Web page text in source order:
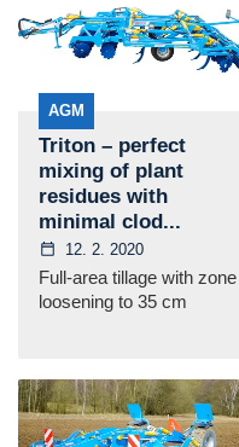
AGM
Triton – perfect
mixing of plant
residues with
minimal clod...
12. 2. 2020
Full-area tillage with zone
loosening to 35 cm